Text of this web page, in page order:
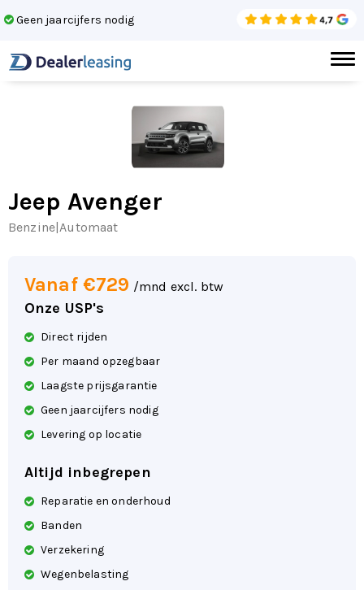
Geen jaarcijfers nodig
Jeep Avenger
Benzine|Automaat
Vanaf €729 /mnd excl. btw
Onze USP's
Direct rijden
Per maand opzegbaar
Laagste prijsgarantie
Geen jaarcijfers nodig
Levering op locatie
Altijd inbegrepen
Reparatie en onderhoud
Banden
Verzekering
Wegenbelasting